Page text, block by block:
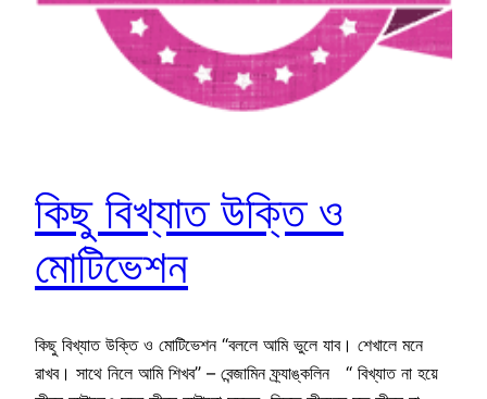
কিছু বিখ্যাত উক্তি ও
মোটিভেশন
কিছু বিখ্যাত উক্তি ও মোটিভেশন “বললে আমি ভুলে যাব। শেখালে মনে
রাখব। সাথে নিলে আমি শিখব” – বেন্জামিন ফ্র্যাঙ্কলিন “ বিখ্যাত না হয়ে